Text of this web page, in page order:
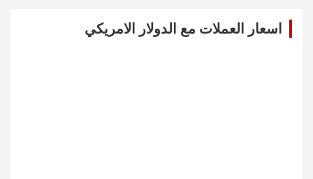
اسعار العملات مع الدولار الامريكي